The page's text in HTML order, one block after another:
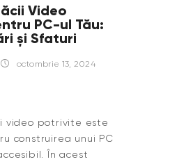
Video
PC-ul Tău:
și Sfaturi
octombrie 13, 2024
video potrivite este
construirea unui PC
În acest